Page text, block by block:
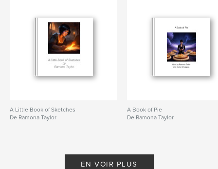
A Little Book of Sketches
De Ramona Taylor
A Book of Pie
De Ramona Taylor
EN VOIR PLUS